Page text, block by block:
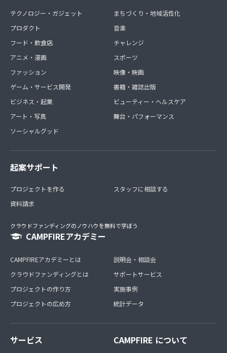
テクノロジー・ガジェット
プロダクト
フード・飲食店
アニメ・漫画
ファッション
ゲーム・サービス開発
ビジネス・起業
アート・写真
ソーシャルグッド
まちづくり・地域活性化
音楽
チャレンジ
スポーツ
映像・映画
書籍・雑誌出版
ビューティー・ヘルスケア
舞台・パフォーマンス
起案サポート
プロジェクトを作る
資料請求
スタッフに相談する
クラウドファンディングのノウハウを無料で学ぼう
CAMPFIREアカデミー
CAMPFIREアカデミーとは
クラウドファンディングとは
プロジェクトの作り方
プロジェクトの広め方
説明会・相談会
サポートサービス
実施事例
統計データ
サービス CAMPFIRE について